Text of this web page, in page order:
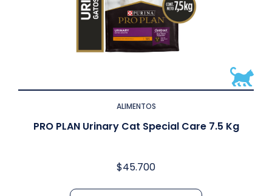
ALIMENTOS
PRO PLAN Urinary Cat Special Care 7.5 Kg
$45.700